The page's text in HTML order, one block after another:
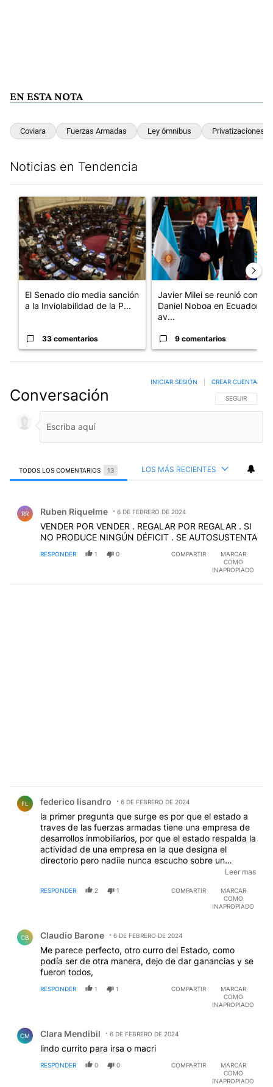
EN ESTA NOTA
Coviara Fuerzas Armadas Ley ómnibus Privatizaciones
Noticias en Tendencia
Un artículo de tendencia con el título "El Senado dio media
El Senado dio media sanción
a la Inviolabilidad de la P...
33 comentarios
Un artículo de tendencia con
Javier Milei se reunió con
Daniel Noboa en Ecuador y
av...
9 comentarios
Conversación SIGA ESTA
SEGUIR
INICIAR SESIÓN CREAR CUENTA
TODOS LOS COMENTARIOS 13 LOS MÁS RECIENTES
RR Ruben Riquelme 6 DE FEBRERO DE 2024
VENDER POR VENDER . REGALAR POR REGALAR . SI
NO PRODUCE NINGÚN DÉFICIT . SE AUTOSUSTENTA
RESPONDER 1 0 COMPARTIR
MARCAR
COMO
INAPROPIADO
FL federico lisandro 6 DE FEBRERO DE 2024
la primer pregunta que surge es por que el estado a
traves de las fuerzas armadas tiene una empresa de
desarrollos inmobiliarios, por que el estado respalda la
actividad de una empresa en la que designa el
directorio pero nadiie nunca escucho sobre un
concurso para contratar a sus empleados? por que
la empresa entrega a que valor y a quienes va
dirigido. el problema no es solo la corrupcion si es que
manejan empresas cuyo objetivo se desconoce, el
estado tiene que tener sus recursos concentrados en
funciones claves salud educación y alguna pequeña
intervención en el desarrollo puntual de algún área
accedan a cargos en alguna empresa lo deben hacer
por concurso siempre sea el que limpia o su gerente
controle
Leer mas
RESPONDER 2 1 COMPARTIR
MARCAR
COMO
INAPROPIADO
CB Claudio Barone 6 DE FEBRERO DE 2024
Me parece perfecto, otro curro del Estado, como
podía ser de otra manera, dejo de dar ganancias y se
fueron todos,
RESPONDER 1 1 COMPARTIR
MARCAR
COMO
INAPROPIADO
CM Clara Mendibil 6 DE FEBRERO DE 2024
lindo currito para irsa o macri
RESPONDER 0 0 COMPARTIR
MARCAR
COMO
INAPROPIADO